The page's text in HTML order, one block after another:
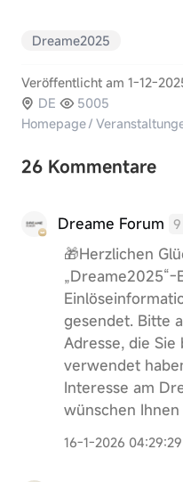
Dreame2025
Veröffentlicht am 1-12-
DE
5005
Homepage/
26 Kommentare
Dreame Forum
🎁Herzlichen
gesendet. Bitte
Adresse, die
verwendet
Interesse am
wünschen Ihnen
16-1-2026 04:29:29